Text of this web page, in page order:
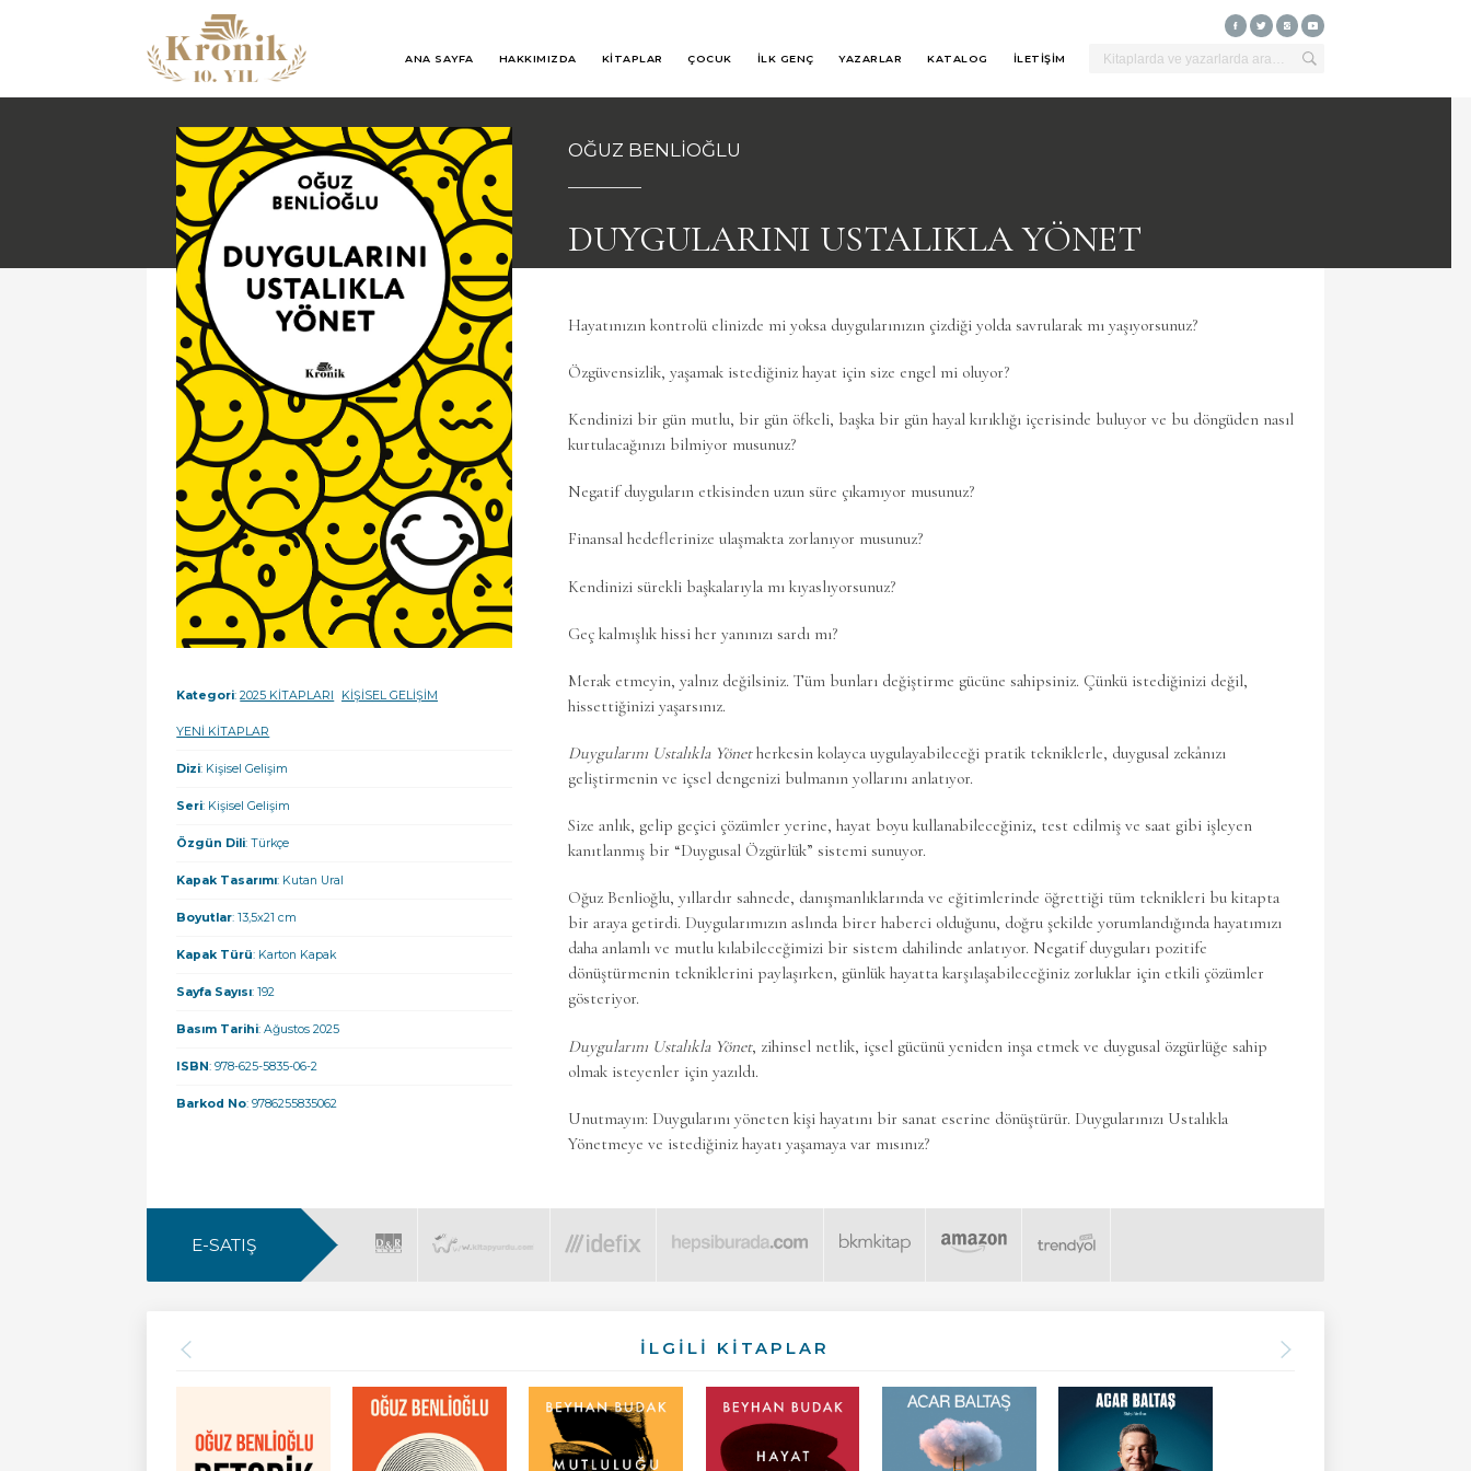
ANA SAYFA HAKKIMIZDA KİTAPLAR ÇOCUK İLK GENÇ YAZARLAR KATALOG İLETİŞİM
OĞUZ BENLİOĞLU
DUYGULARINI USTALIKLA YÖNET
Hayatınızın kontrolü elinizde mi yoksa duygularınızın çizdiği yolda savrularak mı yaşıyorsunuz?
Özgüvensizlik, yaşamak istediğiniz hayat için size engel mi oluyor?
Kendinizi bir gün mutlu, bir gün öfkeli, başka bir gün hayal kırıklığı içerisinde buluyor ve bu döngüden nasıl
kurtulacağınızı bilmiyor musunuz?
Negatif duyguların etkisinden uzun süre çıkamıyor musunuz?
Finansal hedeflerinize ulaşmakta zorlanıyor musunuz?
Kendinizi sürekli başkalarıyla mı kıyaslıyorsunuz?
Geç kalmışlık hissi her yanınızı sardı mı?
Merak etmeyin, yalnız değilsiniz. Tüm bunları değiştirme gücüne sahipsiniz. Çünkü istediğinizi değil,
hissettiğinizi yaşarsınız.
Duygularını Ustalıkla Yönetherkesin kolayca uygulayabileceği pratik tekniklerle, duygusal zekânızı
geliştirmenin ve içsel dengenizi bulmanın yollarını anlatıyor.
Size anlık, gelip geçici çözümler yerine, hayat boyu kullanabileceğiniz, test edilmiş ve saat gibi işleyen
kanıtlanmış bir “Duygusal Özgürlük” sistemi sunuyor.
Oğuz Benlioğlu, yıllardır sahnede, danışmanlıklarında ve eğitimlerinde öğrettiği tüm teknikleri bu kitapta
bir araya getirdi. Duygularımızın aslında birer haberci olduğunu, doğru şekilde yorumlandığında hayatımızı
daha anlamlı ve mutlu kılabileceğimizi bir sistem dahilinde anlatıyor. Negatif duyguları pozitife
dönüştürmenin tekniklerini paylaşırken, günlük hayatta karşılaşabileceğiniz zorluklar için etkili çözümler
gösteriyor.
Duygularını Ustalıkla Yönet, zihinsel netlik, içsel gücünü yeniden inşa etmek ve duygusal özgürlüğe sahip
olmak isteyenler için yazıldı.
Unutmayın: Duygularını yöneten kişi hayatını bir sanat eserine dönüştürür. Duygularınızı Ustalıkla
Yönetmeye ve istediğiniz hayatı yaşamaya var mısınız?
Kategori:2025 KİTAPLARI KİŞİSEL GELİŞİM
YENİ KİTAPLAR
Dizi: Kişisel Gelişim
Seri: Kişisel Gelişim
Özgün Dili: Türkçe
Kapak Tasarımı: Kutan Ural
Boyutlar: 13,5x21 cm
Kapak Türü: Karton Kapak
Sayfa Sayısı: 192
Basım Tarihi: Ağustos 2025
ISBN: 978-625-5835-06-2
Barkod No: 9786255835062
E-SATIŞ
İLGİLİ KİTAPLAR